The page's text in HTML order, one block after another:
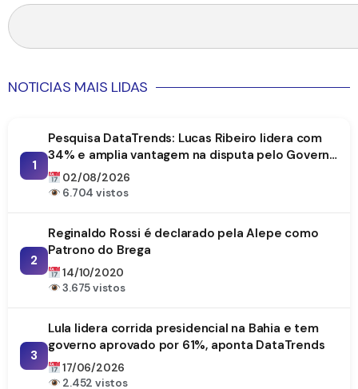
NOTICIAS MAIS LIDAS
1
Pesquisa DataTrends: Lucas Ribeiro lidera com
34% e amplia vantagem na disputa pelo Governo
da Paraíba
02/08/2026
6.704 vistos
2
Reginaldo Rossi é declarado pela Alepe como
Patrono do Brega
14/10/2020
3.675 vistos
3
Lula lidera corrida presidencial na Bahia e tem
governo aprovado por 61%, aponta DataTrends
17/06/2026
2.452 vistos